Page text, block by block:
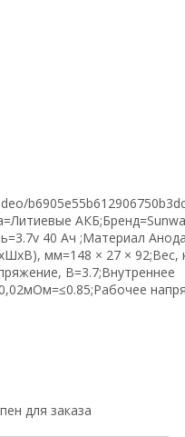
40 Ач ;Материал
мм=148 × 27 × 92;Вес,
В=3.7;Внутреннее
для заказа